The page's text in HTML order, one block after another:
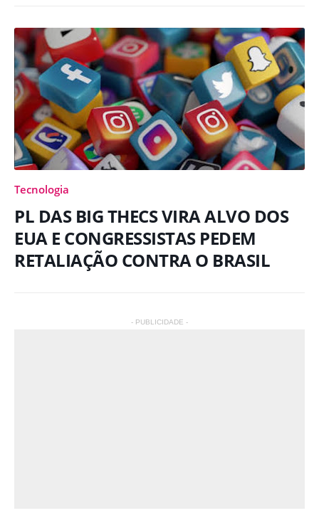
Tecnologia
PL DAS BIG THECS VIRA ALVO DOS
EUA E CONGRESSISTAS PEDEM
RETALIAÇÃO CONTRA O BRASIL
- PUBLICIDADE -